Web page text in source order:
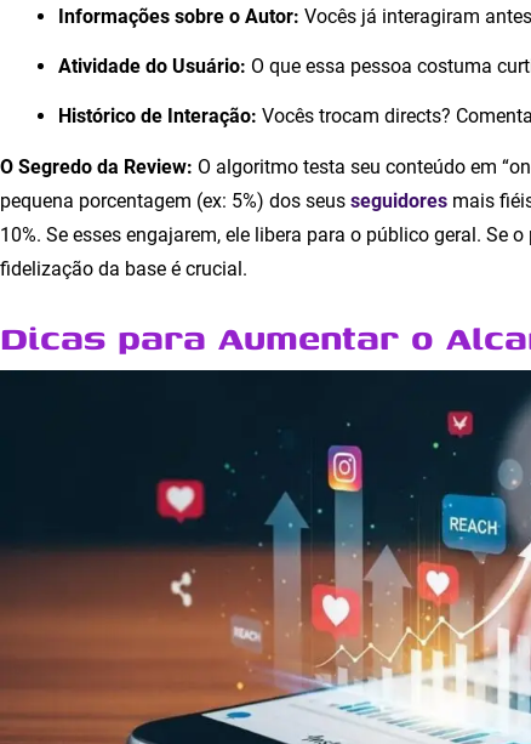
Informações sobre o Autor: Vocês já interagiram
Atividade do Usuário: O que essa pessoa costuma
Histórico de Interação: Vocês trocam directs?
O Segredo da Review: O algoritmo testa seu conteúdo em
pequena porcentagem (ex: 5%) dos seus seguidores mais
10%. Se esses engajarem, ele libera para o público geral. Se
fidelização da base é crucial.
Dicas para Aumentar o